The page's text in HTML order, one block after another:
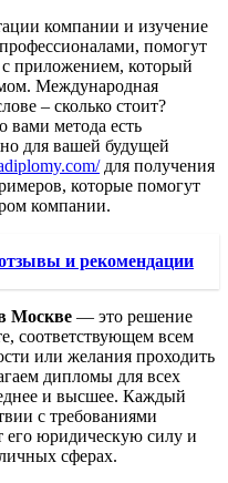
компании и изучение
помогут
приложением, который
Международная
– сколько стоит?
вами метода есть
для вашей будущей
для получения
которые помогут
компании.
и рекомендации
Москве — это решение
соответствующем всем
или желания проходить
дипломы для всех
и высшее. Каждый
с требованиями
его юридическую силу и
сферах.